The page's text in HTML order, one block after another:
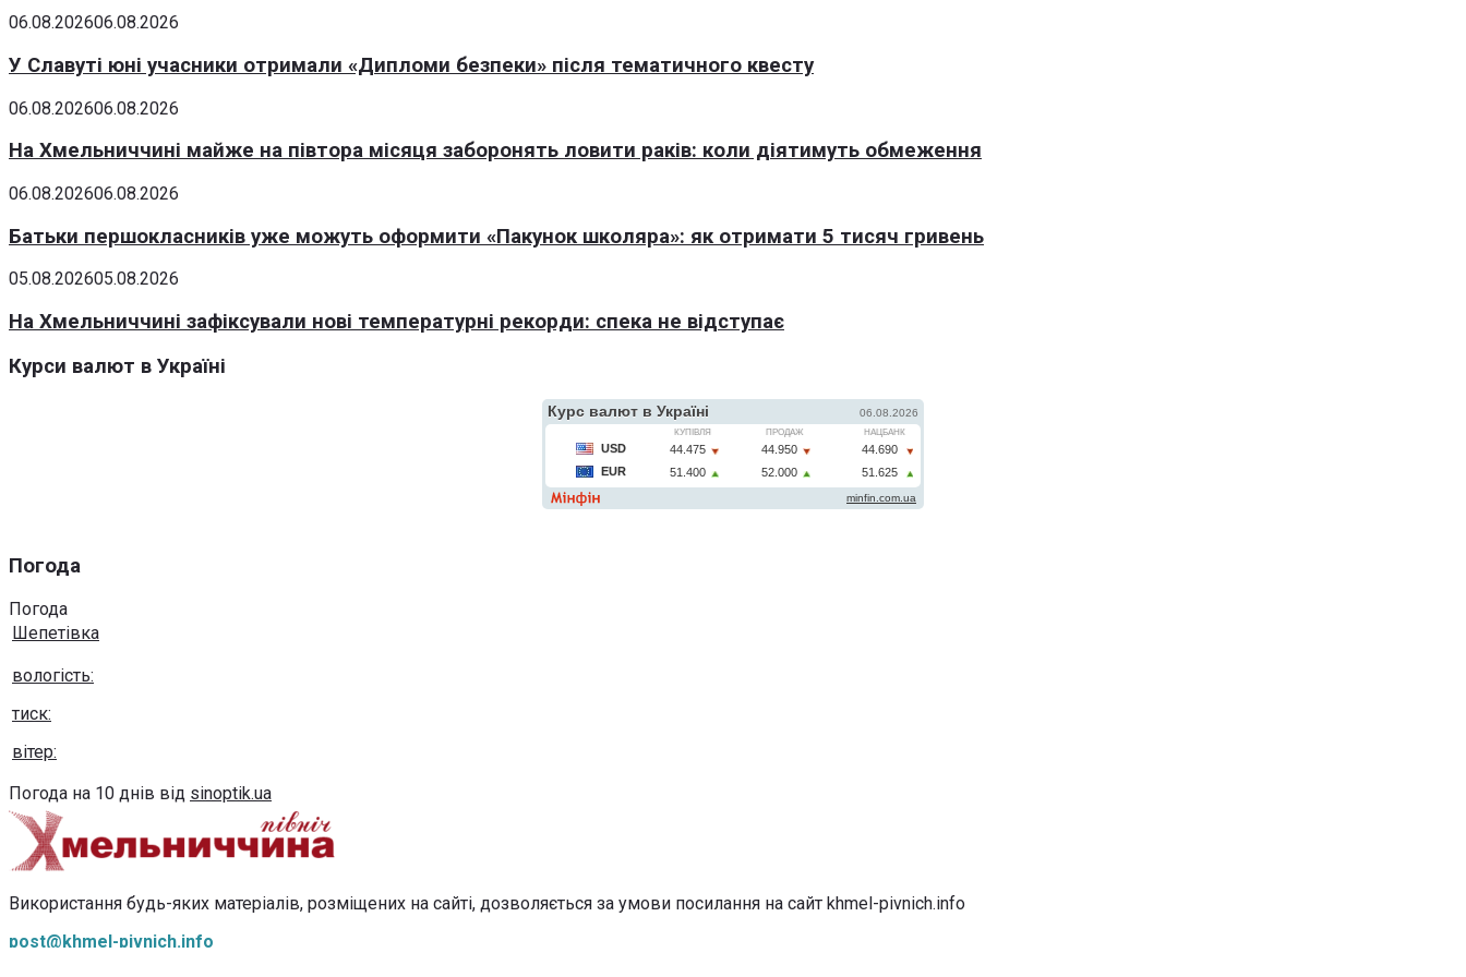
06.08.202606.08.2026
У Славуті юні учасники отримали «Дипломи безпеки» після тематичного квесту
06.08.202606.08.2026
На Хмельниччині майже на півтора місяця заборонять ловити раків: коли діятимуть обмеження
06.08.202606.08.2026
Батьки першокласників уже можуть оформити «Пакунок школяра»: як отримати 5 тисяч гривень
05.08.202605.08.2026
На Хмельниччині зафіксували нові температурні рекорди: спека не відступає
Курси валют в Україні
Погода
Погода
Шепетівка
вологість:
тиск:
вітер:
Погода на 10 днів від sinoptik.ua
Використання будь-яких матеріалів, розміщених на сайті, дозволяється за умови посилання на сайт khmel-pivnich.info
post@khmel-pivnich.info